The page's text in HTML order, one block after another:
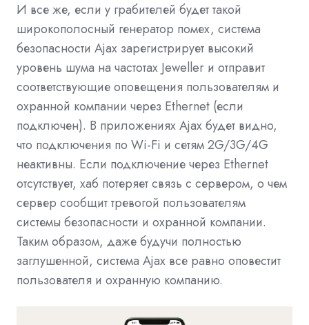
И все же, если у грабителей будет такой
широкополосный генератор помех, система
безопасности Ajax зарегистрирует высокий
уровень шума на частотах Jeweller и отправит
соответствующие оповещения пользователям и
охранной компании через Ethernet (если
подключен). В приложениях Ajax будет видно,
что подключения по Wi-Fi и сетям 2G/3G/4G
неактивны. Если подключение через Ethernet
отсутствует, хаб потеряет связь с сервером, о чем
сервер сообщит тревогой пользователям
системы безопасности и охранной компании.
Таким образом, даже будучи полностью
заглушенной, система Ajax все равно оповестит
пользователя и охранную компанию.